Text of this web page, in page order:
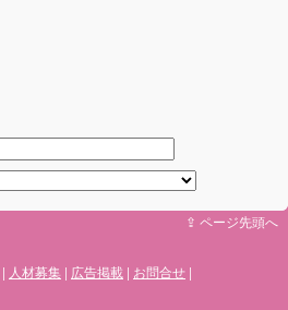
⇪ ページ先頭へ
人材募集 広告掲載 お問合せ